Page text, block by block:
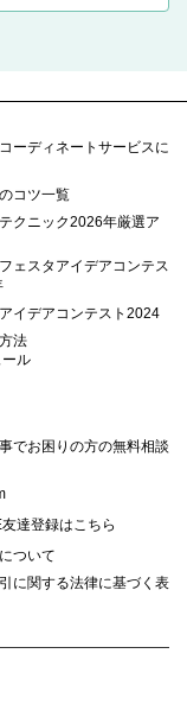
ーディネートサービスに
コツ一覧
クニック2026年厳選ア
ェスタアイデアコンテス
イデアコンテスト2024
法
ル
でお困りの方の無料相談
達登録はこちら
ついて
に関する法律に基づく表